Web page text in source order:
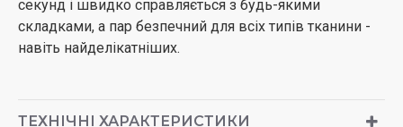
секунд і швидко справляється з будь-якими
складками, а пар безпечний для всіх типів тканини -
навіть найделікатніших.
ТЕХНІЧНІ ХАРАКТЕРИСТИКИ